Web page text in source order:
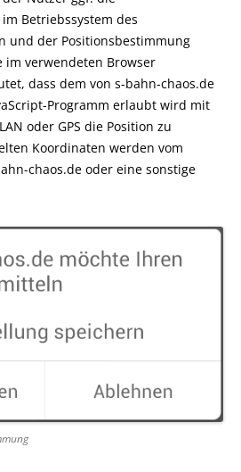
im Betriebssystem des
und der Positionsbestimmung
im verwendeten Browser
dass dem von s-bahn-chaos.de
Programm erlaubt wird mit
oder GPS die Position zu
Koordinaten werden vom
chaos.de oder eine sonstige